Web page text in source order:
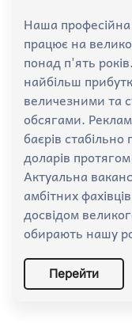
Наша
працює на
понад п'ять
найбільш
величезними та
обсягами.
баєрів
доларів
Актуальна
амбітних
досвідом
обирають нашу
Перейти